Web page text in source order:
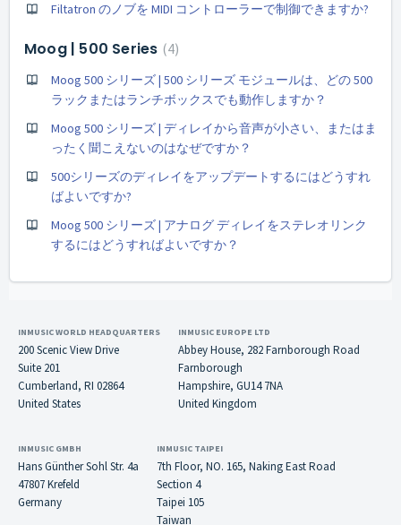
Filtatron のノブを MIDI コントローラーで制御できますか?
Moog | 500 Series 4
Moog 500 シリーズ | 500 シリーズ モジュールは、どの 500
ラックまたはランチボックスでも動作しますか？
Moog 500 シリーズ | ディレイから音声が小さい、またはま
ったく聞こえないのはなぜですか？
500シリーズのディレイをアップデートするにはどうすれ
ばよいですか?
Moog 500 シリーズ | アナログ ディレイをステレオリンク
するにはどうすればよいですか？
INMUSIC WORLD HEADQUARTERS
200 Scenic View Drive
Suite 201
Cumberland, RI 02864
United States
INMUSIC EUROPE LTD
Abbey House, 282 Farnborough Road
Farnborough
Hampshire, GU14 7NA
United Kingdom
INMUSIC GMBH
Hans Günther Sohl Str. 4a
47807 Krefeld
Germany
INMUSIC TAIPEI
7th Floor, NO. 165, Naking East Road
Section 4
Taipei 105
Taiwan